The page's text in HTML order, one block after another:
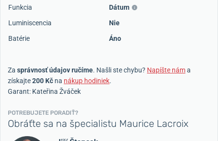
Funkcia
Dátum
Luminiscencia
Nie
Batérie
Áno
Za správnosť údajov ručíme. Našli ste chybu? Napíšte náma
získajte200 Kč na nákup hodiniek.
Garant: Kateřina Žváček
POTREBUJETE PORADIŤ?
Obráťte sa na špecialistu Maurice Lacroix